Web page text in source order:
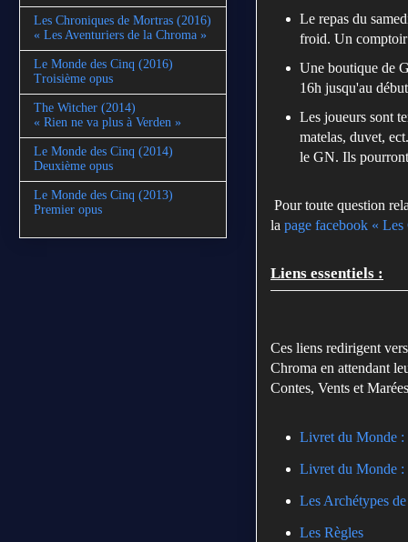
Le repas du
froid. Un
Une boutique de
16h jusqu'au
Les joueurs sont
matelas, duvet,
le GN. Ils
Pour toute question
la page facebook «
Liens essentiels :
Ces liens redirigent
Chroma en attendant
Contes, Vents et
Livret du Monde :
Livret du Monde
Les Archétypes
Les Règles
Les Chroniques de Mortras (2016)
« Les Aventuriers de la Chroma »
Le Monde des Cinq (2016)
Troisième opus
The Witcher (2014)
« Rien ne va plus à Verden »
Le Monde des Cinq (2014)
Deuxième opus
Le Monde des Cinq (2013)
Premier opus